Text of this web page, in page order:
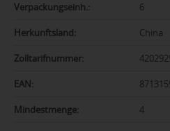
Verpackungseinh.: 6
Herkunftsland: China
Zolltarifnummer:
EAN:
Mindestmenge: 4